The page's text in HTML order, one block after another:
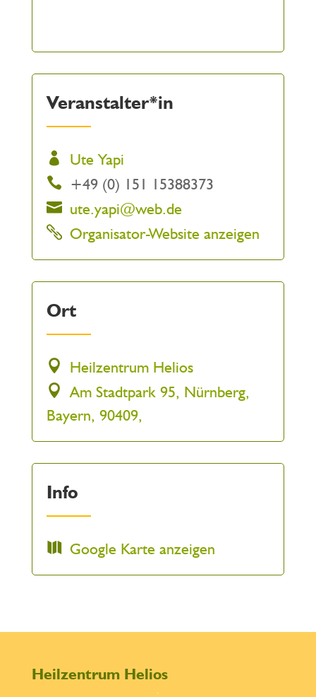
Veranstalter*in
Ute Yapi
+49 (0) 151 15388373
ute.yapi@web.de
Organisator-Website anzeigen
Ort
Heilzentrum Helios
Am Stadtpark 95, Nürnberg,
Bayern, 90409,
Info
Google Karte anzeigen
Heilzentrum Helios